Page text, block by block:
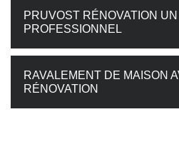
PRUVOST RÉNOVATION
PROFESSIONNEL
RAVALEMENT DE MAISON
RÉNOVATION